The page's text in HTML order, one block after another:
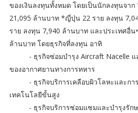
ของเงินลงทุนทั้งหมด โดยเป็นนักลงทุนจา
21,095 ล้านบาท *ญี่ปุ่น 22 ราย ลงทุน
ราย ลงทุน 7,940 ล้านบาท และประเทศอื่น
ล้านบาท โดยธุรกิจที่ลงทุน อาทิ
- ธุรกิจซ่อมบำรุง Aircraft Nacelle แ
ของอากาศยานทางการทหาร
- ธุรกิจบริการเคลือบผิวโลหะและการ
เทคโนโลยีขั้นสูง
- ธุรกิจบริการซ่อมแซมและบำรุงรัก